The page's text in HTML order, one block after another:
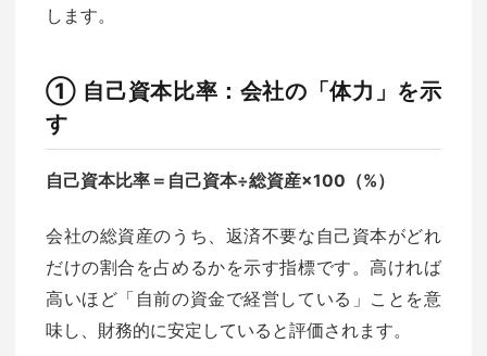
します。
① 自己資本比率：会社の「体力」を示
す
自己資本比率＝自己資本÷総資産×100（%）
会社の総資産のうち、返済不要な自己資本がどれ
だけの割合を占めるかを示す指標です。高ければ
高いほど「自前の資金で経営している」ことを意
味し、財務的に安定していると評価されます。